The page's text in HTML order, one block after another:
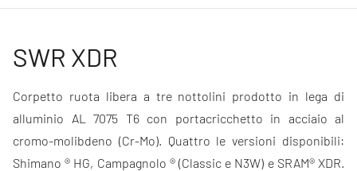
SWR XDR
Corpetto ruota libera a tre nottolini prodotto in lega di
alluminio AL 7075 T6 con portacricchetto in acciaio al
cromo-molibdeno (Cr-Mo). Quattro le versioni disponibili:
Shimano ® HG, Campagnolo ®(Classic e N3W) e SRAM® XDR.